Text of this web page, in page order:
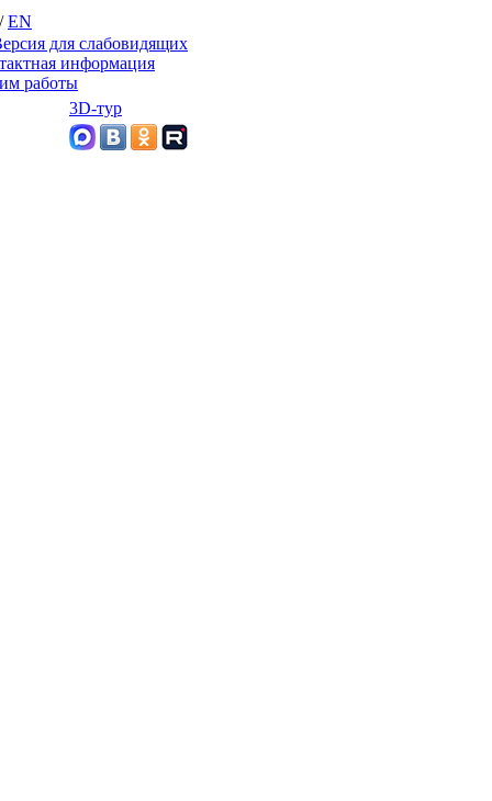
EN
для слабовидящих
информация
работы
3D-тур